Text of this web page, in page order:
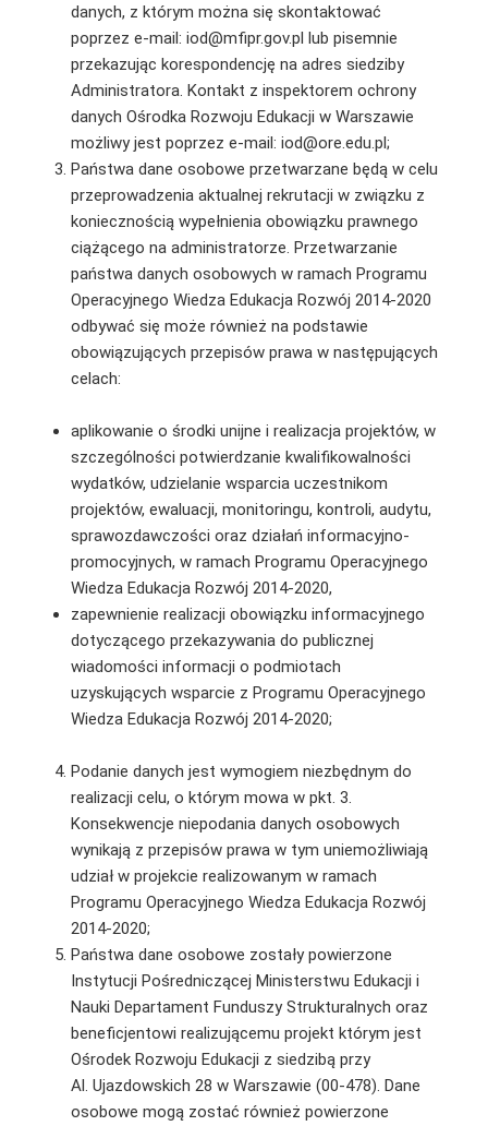
danych, z którym można się skontaktować
poprzez e-mail: iod@mfipr.gov.pl lub pisemnie
przekazując korespondencję na adres siedziby
Administratora. Kontakt z inspektorem ochrony
danych Ośrodka Rozwoju Edukacji w Warszawie
możliwy jest poprzez e-mail: iod@ore.edu.pl;
Państwa dane osobowe przetwarzane będą w celu
przeprowadzenia aktualnej rekrutacji w związku z
koniecznością wypełnienia obowiązku prawnego
ciążącego na administratorze. Przetwarzanie
państwa danych osobowych w ramach Programu
Operacyjnego Wiedza Edukacja Rozwój 2014-2020
odbywać się może również na podstawie
obowiązujących przepisów prawa w następujących
celach:
aplikowanie o środki unijne i realizacja projektów, w
szczególności potwierdzanie kwalifikowalności
wydatków, udzielanie wsparcia uczestnikom
projektów, ewaluacji, monitoringu, kontroli, audytu,
sprawozdawczości oraz działań informacyjno-
promocyjnych, w ramach Programu Operacyjnego
Wiedza Edukacja Rozwój 2014-2020,
zapewnienie realizacji obowiązku informacyjnego
dotyczącego przekazywania do publicznej
wiadomości informacji o podmiotach
uzyskujących wsparcie z Programu Operacyjnego
Wiedza Edukacja Rozwój 2014-2020;
Podanie danych jest wymogiem niezbędnym do
realizacji celu, o którym mowa w pkt. 3.
Konsekwencje niepodania danych osobowych
wynikają z przepisów prawa w tym uniemożliwiają
udział w projekcie realizowanym w ramach
Programu Operacyjnego Wiedza Edukacja Rozwój
2014-2020;
Państwa dane osobowe zostały powierzone
Instytucji Pośredniczącej Ministerstwu Edukacji i
Nauki Departament Funduszy Strukturalnych oraz
beneficjentowi realizującemu projekt którym jest
Ośrodek Rozwoju Edukacji z siedzibą przy
Al. Ujazdowskich 28 w Warszawie (00-478). Dane
osobowe mogą zostać również powierzone